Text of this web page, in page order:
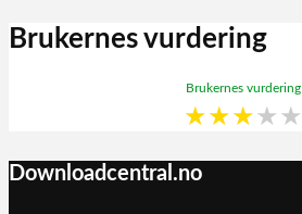
Brukernes vurdering
Brukernes vurdering
★★★★★
Downloadcentral.no